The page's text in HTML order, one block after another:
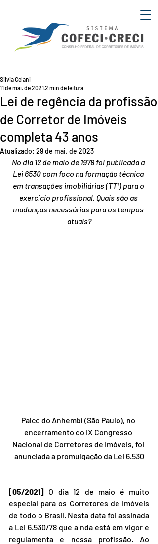
Lei de regência da profissão
de Corretor de Imóveis
completa 43 anos
Silvia Celani
11 de mai. de 20212 min de leitura
Atualizado: 29 de mai. de 2023
No dia 12 de maio de 1978 foi publicada a
Lei 6530 com foco na formação técnica
em transações imobiliárias (TTI) para o
exercício profissional. Quais são as
mudanças necessárias para os tempos
atuais?
Palco do Anhembí (São Paulo), no
encerramento do IX Congresso
Nacional de Corretores de Imóveis, foi
anunciada a promulgação da Lei 6.530
[05/2021] O dia 12 de maio é muito
especial para os Corretores de Imóveis
de todo o Brasil. Nesta data foi assinada
a Lei 6.530/78 que ainda está em vigor e
regulamenta e nossa profissão. Ao